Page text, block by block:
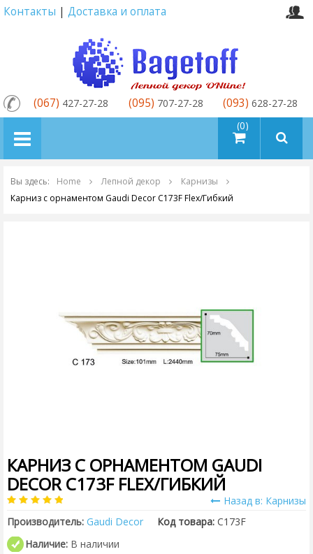
Контакты | Доставка и оплата
товаров (0)
(067) 427-27-28 (095) 707-27-28 (093) 628-27-28
Вы здесь: Home Лепной декор
Карнизы
Карниз с орнаментом Gaudi Decor C173F Flex/Гибкий
КАРНИЗ С ОРНАМЕНТОМ GAUDI
DECOR C173F FLEX/ГИБКИЙ
Назад в: Карнизы
Производитель: Gaudi Decor Код товара: C173F
Наличие: В наличии